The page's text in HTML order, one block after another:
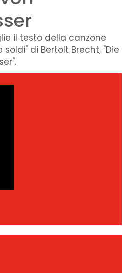
il testo della canzone
di Bertolt Brecht, "Die